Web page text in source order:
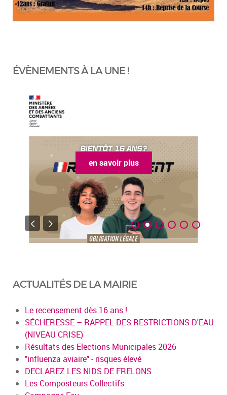
ÉVÈNEMENTS À LA UNE !
en savoir plus
ACTUALITÉS DE LA MAIRIE
Le recensement dès 16 ans !
SÉCHERESSE – RAPPEL DES RESTRICTIONS D'EAU
(NIVEAU CRISE)
Résultats des Elections Municipales 2026
"influenza aviaire" - risques élevé
DECLAREZ LES NIDS DE FRELONS
Les Composteurs Collectifs